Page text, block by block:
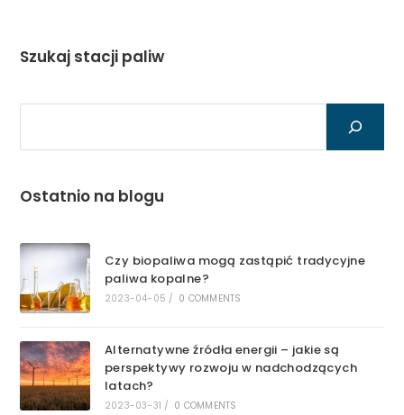
Szukaj stacji paliw
Ostatnio na blogu
Czy biopaliwa mogą zastąpić tradycyjne
paliwa kopalne?
2023-04-05 / 0 COMMENTS
Alternatywne źródła energii – jakie są
perspektywy rozwoju w nadchodzących
latach?
2023-03-31 / 0 COMMENTS